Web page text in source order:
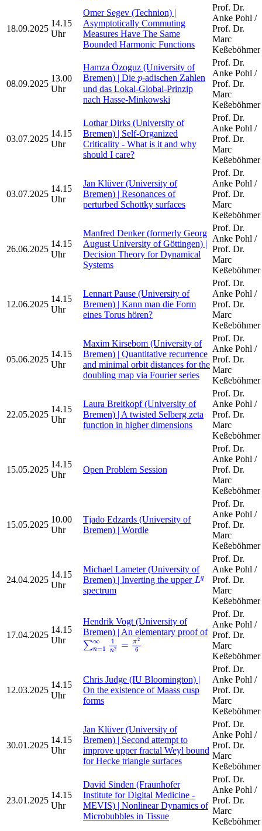
18.09.2025
14.15
Uhr
Omer Segev (Technion) |
Asymptotically Commuting
Measures Have The Same
Bounded Harmonic Functions
Prof. Dr.
Anke Pohl /
Prof. Dr.
Marc
Keßeböhmer
08.09.2025
13.00
Uhr
Hamza Özoguz (University of
Bremen) | Die p
p-adischen Zahlen
und das Lokal-Global-Prinzip
nach Hasse-Minkowski
Prof. Dr.
Anke Pohl /
Prof. Dr.
Marc
Keßeböhmer
03.07.2025
14.15
Uhr
Lothar Dirks (University of
Bremen) | Self-Organized
Criticality - What is it and why
should I care?
Prof. Dr.
Anke Pohl /
Prof. Dr.
Marc
Keßeböhmer
03.07.2025
14.15
Uhr
Jan Klüver (University of
Bremen) | Resonances of
perturbed Schottky surfaces
Prof. Dr.
Anke Pohl /
Prof. Dr.
Marc
Keßeböhmer
26.06.2025
14.15
Uhr
Manfred Denker (formerly Georg
August University of Göttingen) |
Decision Theory for Dynamical
Systems
Prof. Dr.
Anke Pohl /
Prof. Dr.
Marc
Keßeböhmer
12.06.2025
14.15
Uhr
Lennart Pause (University of
Bremen) | Kann man die Form
eines Torus hören?
Prof. Dr.
Anke Pohl /
Prof. Dr.
Marc
Keßeböhmer
05.06.2025
14.15
Uhr
Maxim Kirsebom (University of
Bremen) | Quantitative recurrence
and minimal orbit distances for the
doubling map via Fourier series
Prof. Dr.
Anke Pohl /
Prof. Dr.
Marc
Keßeböhmer
22.05.2025
14.15
Uhr
Laura Breitkopf (University of
Bremen) | A twisted Selberg zeta
function in higher dimensions
Prof. Dr.
Anke Pohl /
Prof. Dr.
Marc
Keßeböhmer
15.05.2025
14.15
Uhr
Open Problem Session
Prof. Dr.
Anke Pohl /
Prof. Dr.
Marc
Keßeböhmer
15.05.2025
10.00
Uhr
Tjado Edzards (University of
Bremen) | Wordle
Prof. Dr.
Anke Pohl /
Prof. Dr.
Marc
Keßeböhmer
24.04.2025
14.15
Uhr
Michael Lameter (University of
Bremen) | Inverting the upperLq
Lq
spectrum
Prof. Dr.
Anke Pohl /
Prof. Dr.
Marc
Keßeböhmer
17.04.2025
14.15
Uhr
Hendrik Vogt (University of
Bremen) | An elementary proof of
∑∞
n=1
1
n2 = π2
6
∑n=1∞1n2=π26
Prof. Dr.
Anke Pohl /
Prof. Dr.
Marc
Keßeböhmer
12.03.2025
14.15
Uhr
Chris Judge (IU Bloomington) |
On the existence of Maass cusp
forms
Prof. Dr.
Anke Pohl /
Prof. Dr.
Marc
Keßeböhmer
30.01.2025
14.15
Uhr
Jan Klüver (University of
Bremen) | Second attempt to
improve upper fractal Weyl bound
for Hecke triangle surfaces
Prof. Dr.
Anke Pohl /
Prof. Dr.
Marc
Keßeböhmer
23.01.2025
14.15
Uhr
David Sinden (Fraunhofer
Institute for Digital Medicine -
MEVIS) | Nonlinear Dynamics of
Microbubbles in Tissue
Prof. Dr.
Anke Pohl /
Prof. Dr.
Marc
Keßeböhmer